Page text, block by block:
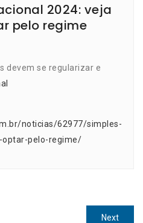
2024: veja
pelo regime
devem se regularizar e
noticias/62977/simples-
optar-pelo-regime/
NextNext